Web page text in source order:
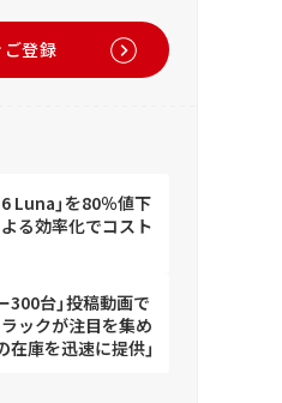
ご登録
Luna」を80％値下
る効率化でコスト
300台」投稿動画で
ックが注目を集め
庫を迅速に提供」